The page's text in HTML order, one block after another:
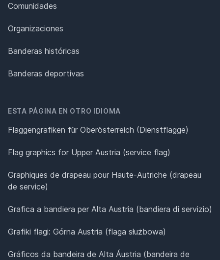
Comunidades
Organizaciones
Banderas históricas
Banderas deportivas
ESTA PÁGINA EN OTRO IDIOMA
Flaggengrafiken für Oberösterreich (Dienstflagge)
Flag graphics for Upper Austria (service flag)
Graphiques de drapeau pour Haute-Autriche (drapeau
de service)
Grafica a bandiera per Alta Austria (bandiera di servizio)
Grafiki flagi: Górna Austria (flaga służbowa)
Gráficos da bandeira de Alta Áustria (bandeira de